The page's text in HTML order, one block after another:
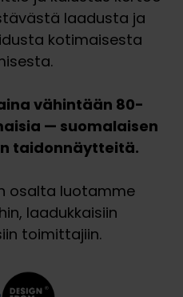
laadusta ja
kotimaisesta
vähintään 80-
— suomalaisen
taidonnäytteitä.
osalta luotamme
laadukkaisiin
toimittajiin.